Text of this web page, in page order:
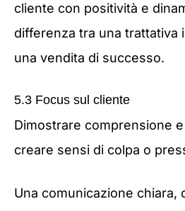
cliente con positività e
differenza tra una trattativa
una vendita di successo.
5.3 Focus sul cliente
Dimostrare comprensione
creare sensi di colpa o
Una comunicazione chiara,